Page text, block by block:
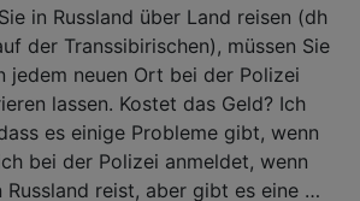
in Russland über Land reisen (dh
der Transsibirischen), müssen Sie
jedem neuen Ort bei der Polizei
lassen. Kostet das Geld? Ich
es einige Probleme gibt, wenn
bei der Polizei anmeldet, wenn
Russland reist, aber gibt es eine …